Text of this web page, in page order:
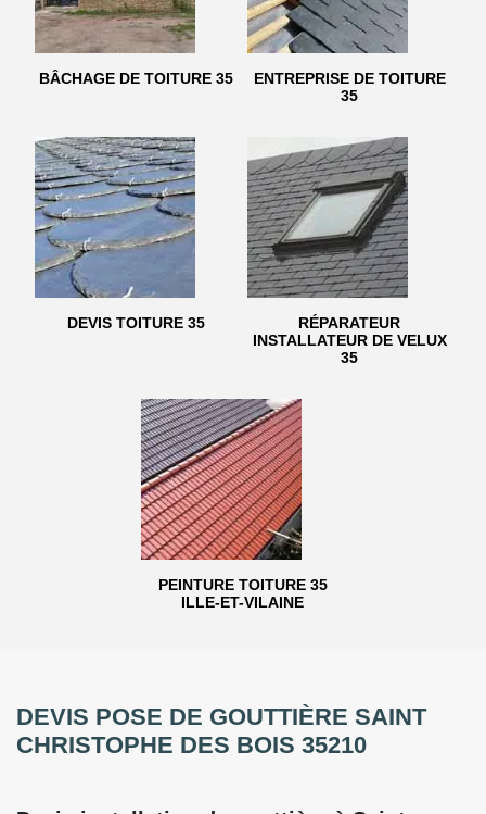
BÂCHAGE DE TOITURE 35
ENTREPRISE DE TOITURE
35
DEVIS TOITURE 35
RÉPARATEUR
INSTALLATEUR DE VELUX
35
PEINTURE TOITURE 35
ILLE-ET-VILAINE
DEVIS POSE DE GOUTTIÈRE SAINT
CHRISTOPHE DES BOIS 35210